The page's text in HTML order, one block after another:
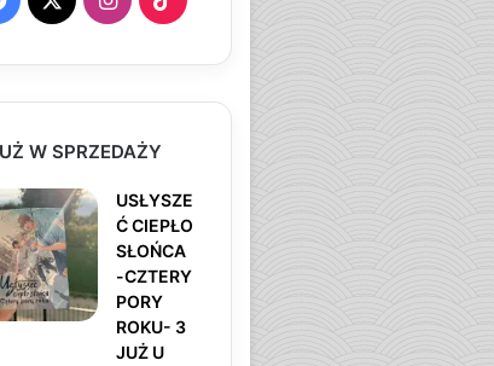
c
e
b
o
o
s
t
a
g
r
a
k
o
k
W SPRZEDAŻY
USŁYSZE
Ć CIEPŁO
SŁOŃCA
-CZTERY
PORY
ROKU- 3
JUŻ U